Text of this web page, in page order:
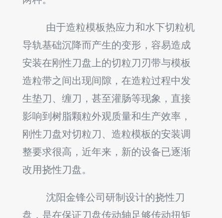
由于造粒模板热应力和水下切粒机
导轨基础沉降而产生的变形，容易造成
安装在刚性刀盘上的切粒刀刃带与模板
造粒带之间出现间隙，在造粒过程中发
生垫刀、缠刀，甚至灌肠等现象，直接
影响到树脂颗粒外观质量和生产效率，
刚性刀盘对切粒刀、造粒模板的安装调
整要求很高，近年来，新的设备已逐渐
改用挠性刀盘。
沈阳金锋公司研制设计的挠性刀
盘，是在保证刀盘传动轴足够传动扭矩